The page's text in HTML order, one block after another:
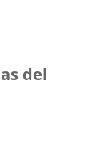
del